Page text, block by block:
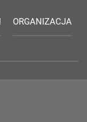
ORGANIZACJA